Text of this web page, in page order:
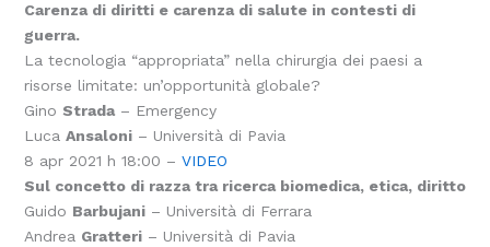
Carenza di diritti e carenza di salute in contesti di
guerra.
La tecnologia “appropriata” nella chirurgia dei paesi a
risorse limitate: un’opportunità globale?
Gino Strada– Emergency
Luca Ansaloni– Università di Pavia
8 apr 2021 h 18:00 – VIDEO
Sul concetto di razza tra ricerca biomedica, etica, diritto
Guido Barbujani– Università di Ferrara
Andrea Gratteri– Università di Pavia